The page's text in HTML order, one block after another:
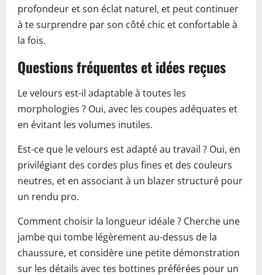
profondeur et son éclat naturel, et peut continuer
à te surprendre par son côté chic et confortable à
la fois.
Questions fréquentes et idées reçues
Le velours est-il adaptable à toutes les
morphologies ? Oui, avec les coupes adéquates et
en évitant les volumes inutiles.
Est-ce que le velours est adapté au travail ? Oui, en
privilégiant des cordes plus fines et des couleurs
neutres, et en associant à un blazer structuré pour
un rendu pro.
Comment choisir la longueur idéale ? Cherche une
jambe qui tombe légèrement au-dessus de la
chaussure, et considère une petite démonstration
sur les détails avec tes bottines préférées pour un